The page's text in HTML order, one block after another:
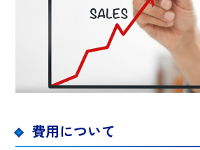
費用について